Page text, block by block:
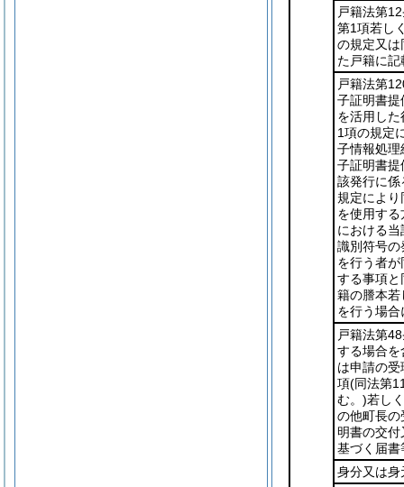
戸籍法第
第1項若し
の規定又は
た戸籍に
戸籍法第
子証明書提
を活用し
1項の規定
子情報処理
子証明書提
該発行に係
規定により
を使用す
における
識別符号の
を行う者
する事項と
籍の謄本若
を行う場
戸籍法第
する場合を
は申請の
項(同法第
む。)若し
の他町長の
明書の交
基づく届書
身分又は身